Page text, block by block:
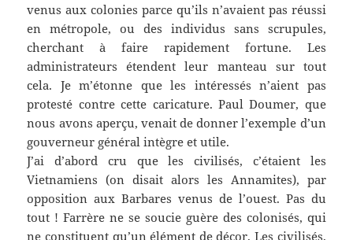
venus aux colonies parce qu’ils n’avaient pas réussi
en métropole, ou des individus sans scrupules,
cherchant à faire rapidement fortune. Les
administrateurs étendent leur manteau sur tout
cela. Je m’étonne que les intéressés n’aient pas
protesté contre cette caricature. Paul Doumer, que
nous avons aperçu, venait de donner l’exemple d’un
gouverneur général intègre et utile.
J’ai d’abord cru que les civilisés, c’étaient les
Vietnamiens (on disait alors les Annamites), par
opposition aux Barbares venus de l’ouest. Pas du
tout ! Farrère ne se soucie guère des colonisés, qui
ne constituent qu’un élément de décor. Les civilisés,